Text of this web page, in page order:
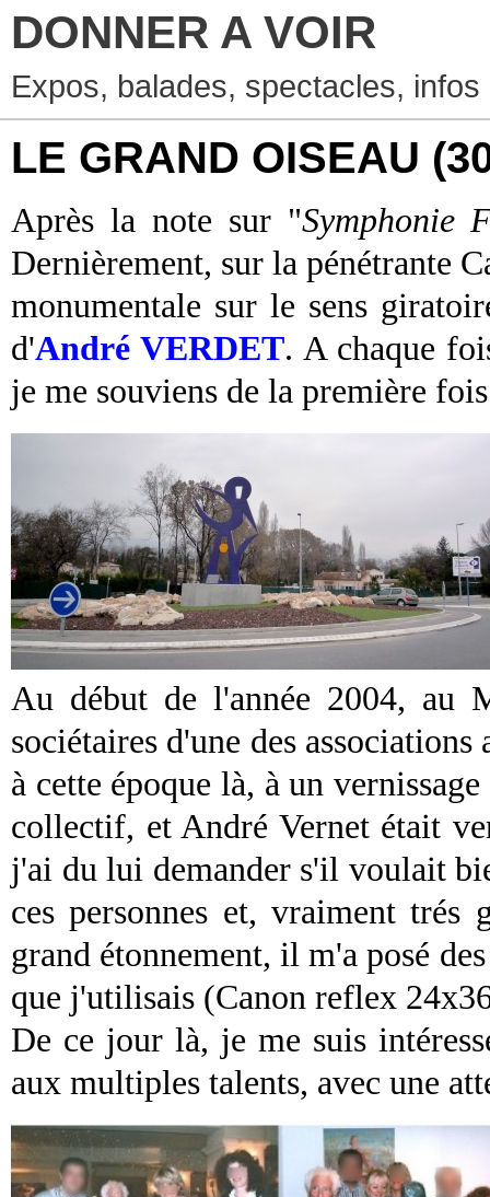
DONNER A VOIR
Expos, balades, spectacles, infos
LE GRAND OISEAU
Après la note sur "Symphonie
Dernièrement, sur la pénétrante
monumentale sur le sens
d'André VERDET. A chaque
je me souviens de la première
Au début de l'année 2004, au
sociétaires d'une des
à cette époque là, à un
collectif, et André Vernet était
j'ai du lui demander s'il voulait
ces personnes et, vraiment
grand étonnement, il m'a posé
que j'utilisais (Canon reflex
De ce jour là, je me suis
aux multiples talents, avec une